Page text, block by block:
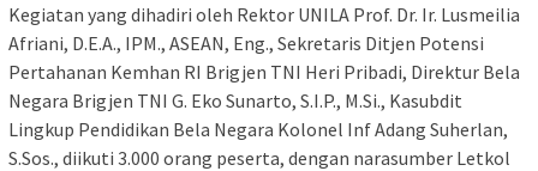
Kegiatan yang dihadiri oleh Rektor UNILA Prof. Dr. Ir. Lusmeilia
Afriani, D.E.A., IPM., ASEAN, Eng., Sekretaris Ditjen Potensi
Pertahanan Kemhan RI Brigjen TNI Heri Pribadi, Direktur Bela
Negara Brigjen TNI G. Eko Sunarto, S.I.P., M.Si., Kasubdit
Lingkup Pendidikan Bela Negara Kolonel Inf Adang Suherlan,
S.Sos., diikuti 3.000 orang peserta, dengan narasumber Letkol